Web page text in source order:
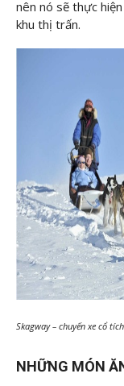
nên nó sẽ thực
khu thị trấn.
Skagway – chuyến xe cổ
NHỮNG MÓN